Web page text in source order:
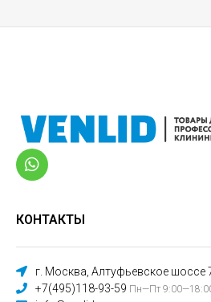
КОНТАКТЫ
г. Москва, Алтуфьевское шоссе
+7(495)118-93-59 Пн—Пт